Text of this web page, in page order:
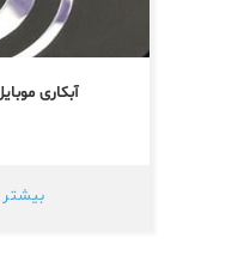
آبکاری